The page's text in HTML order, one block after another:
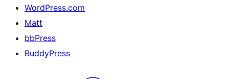
WordPress.com
Matt
bbPress
BuddyPress